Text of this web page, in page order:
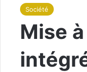
Société
Mise